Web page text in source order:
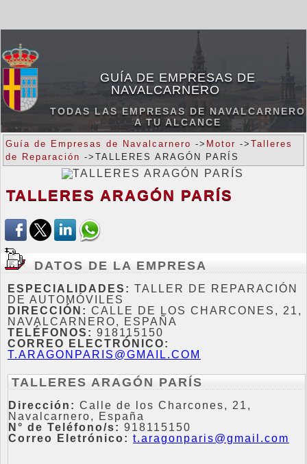
GUÍA DE EMPRESAS DE
NAVALCARNERO
TODAS LAS EMPRESAS DE NAVALCARNERO
A TU ALCANCE
Guía de Empresas de Navalcarnero -> Motor -> Talleres
de Reparación ->TALLERES ARAGÓN PARÍS
TALLERES ARAGÓN PARÍS
DATOS DE LA EMPRESA
ESPECIALIDADES: TALLER DE REPARACIÓN
DE AUTOMÓVILES
DIRECCIÓN: CALLE DE LOS CHARCONES, 21,
NAVALCARNERO, ESPAÑA
TELÉFONOS: 918115150
CORREO ELECTRÓNICO:
T.ARAGONPARIS@GMAIL.COM
TALLERES ARAGÓN PARÍS
Dirección: Calle de los Charcones, 21,
Navalcarnero, España
N° de Teléfono/s: 918115150
Correo Eletrónico: t.aragonparis@gmail.com